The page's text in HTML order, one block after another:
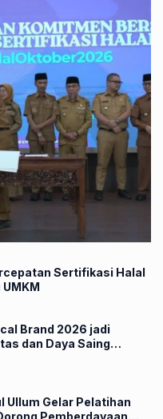
Sertifikasi Halal
Brand 2026 jadi
dan Daya Saing
Ullum Gelar Pelatihan
Pemberdayaan